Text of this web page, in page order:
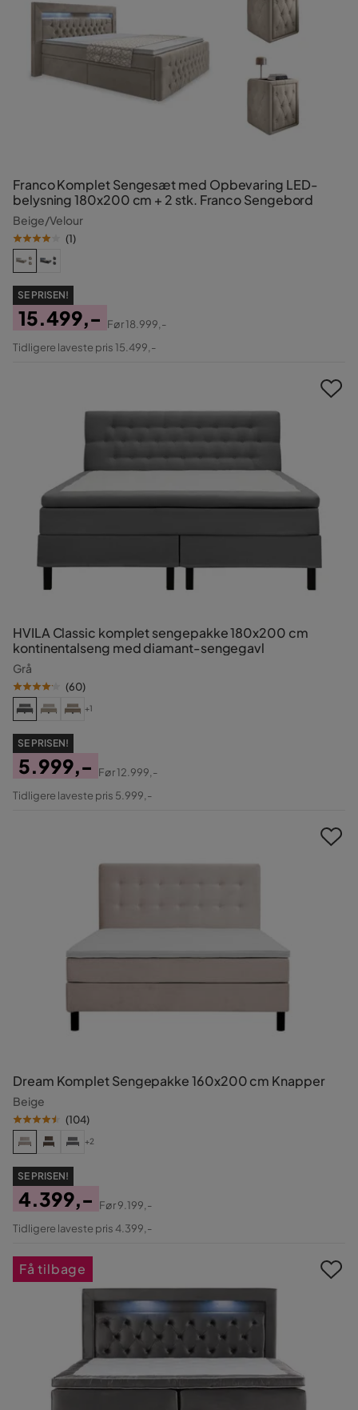
Franco Komplet Sengesæt med Opbevaring LED-
belysning 180x200 cm + 2 stk. Franco Sengebord
Beige/Velour
(1)
SE PRISEN!
Pris
15.499,-
Original
Før18.999,-
Tidligere laveste pris 15.499,-
HVILA Classic komplet sengepakke 180x200 cm
kontinentalseng med diamant-sengegavl
Grå
(60)
+1
SE PRISEN!
Pris
5.999,-
Original
Før12.999,-
Tidligere laveste pris 5.999,-
Dream Komplet Sengepakke 160x200 cm Knapper
Beige
(104)
+2
SE PRISEN!
Pris
4.399,-
Original
Før9.199,-
Tidligere laveste pris 4.399,-
Få tilbage